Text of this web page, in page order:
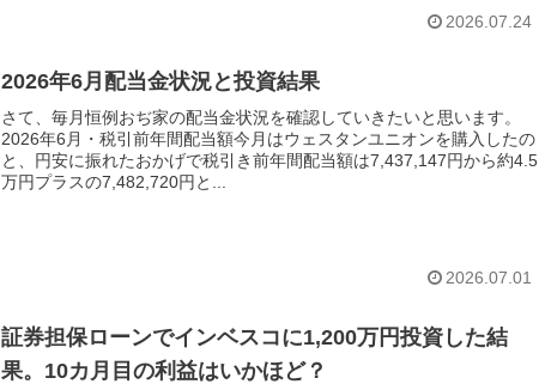
2026.07.24
2026年6月配当金状況と投資結果
さて、毎月恒例おぢ家の配当金状況を確認していきたいと思います。
2026年6月・税引前年間配当額今月はウェスタンユニオンを購入したの
と、円安に振れたおかげで税引き前年間配当額は7,437,147円から約4.5
万円プラスの7,482,720円と...
2026.07.01
証券担保ローンでインベスコに1,200万円投資した結
果。10カ月目の利益はいかほど？